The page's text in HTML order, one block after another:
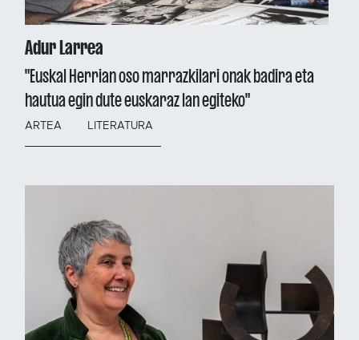
Adur Larrea
"Euskal Herrian oso marrazkilari onak badira eta
hautua egin dute euskaraz lan egiteko"
ARTEA LITERATURA